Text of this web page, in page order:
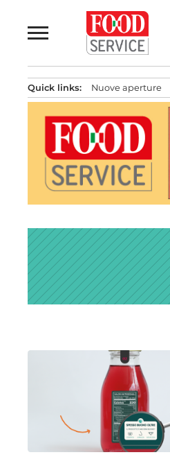
al
contenuto
Quick links: Nuove aperture
News